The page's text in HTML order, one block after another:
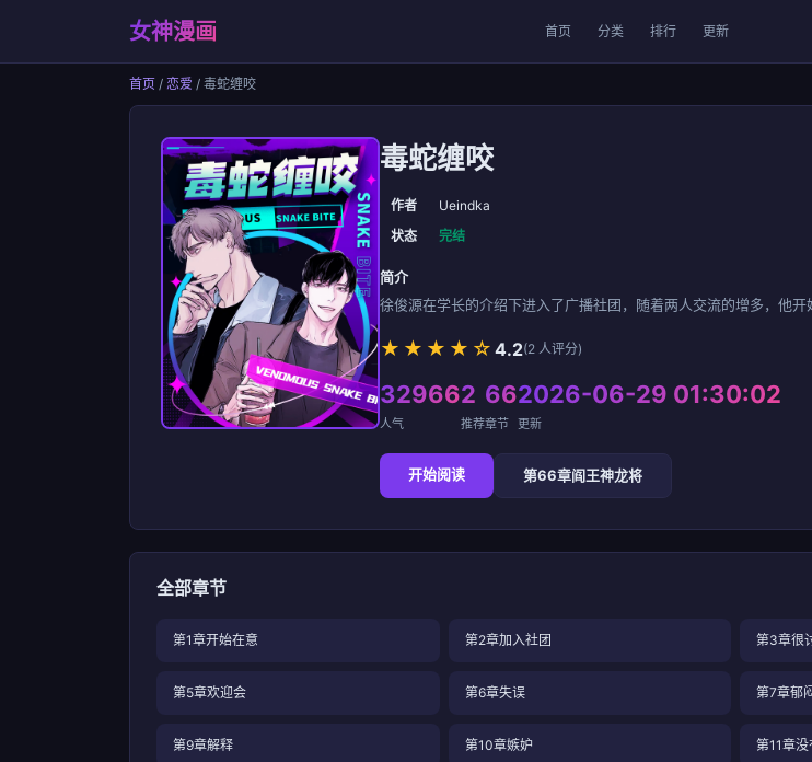
女神漫画 首页 分类 排行 更新
首页 / 恋爱 / 毒蛇缠咬
毒蛇缠咬
作者 Ueindka
状态
完结
简介
徐俊源在学长的介绍下进入了广播社团，随着两人交流的增多，他
★★★★☆ 4.2(2 人评分)
32966
人气
2
推荐
66
章节
2026-06-29 01:30:02
更新
开始阅读 第66章阎王神龙将
全部章节
第1章开始在意 第2章加入社团 第3章很
第5章欢迎会 第6章失误 第7章郁
第9章解释 第10章嫉妒 第11章没